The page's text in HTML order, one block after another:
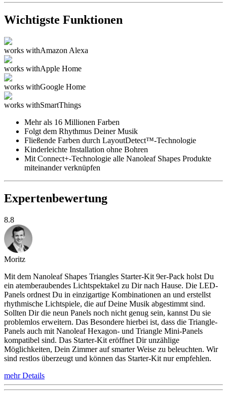
Wichtigste Funktionen
works withAmazon Alexa
works withApple Home
works withGoogle Home
works withSmartThings
Mehr als 16 Millionen Farben
Folgt dem Rhythmus Deiner Musik
Fließende Farben durch LayoutDetect™-Technologie
Kinderleichte Installation ohne Bohren
Mit Connect+-Technologie alle Nanoleaf Shapes Produkte
miteinander verknüpfen
Expertenbewertung
8.8
Moritz
Mit dem Nanoleaf Shapes Triangles Starter-Kit 9er-Pack holst Du
ein atemberaubendes Lichtspektakel zu Dir nach Hause. Die LED-
Panels ordnest Du in einzigartige Kombinationen an und erstellst
rhythmische Lichtspiele, die auf Deine Musik abgestimmt sind.
Sollten Dir die neun Panels noch nicht genug sein, kannst Du sie
problemlos erweitern. Das Besondere hierbei ist, dass die Triangle-
Panels auch mit Nanoleaf Hexagon- und Triangle Mini-Panels
kompatibel sind. Das Starter-Kit eröffnet Dir unzählige
Möglichkeiten, Dein Zimmer auf smarter Weise zu beleuchten. Wir
sind restlos überzeugt und können das Starter-Kit nur empfehlen.
mehr Details